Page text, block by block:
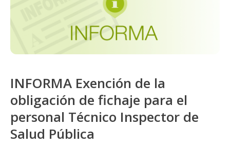
INFORMA Exención de la
obligación de fichaje para el
personal Técnico Inspector de
Salud Pública